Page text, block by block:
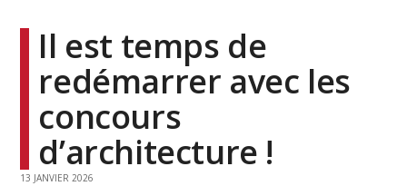
Il est temps de
redémarrer avec les
concours
d’architecture !
13 JANVIER 2026